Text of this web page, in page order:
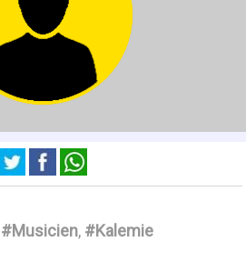
#Musicien, #Kalemie